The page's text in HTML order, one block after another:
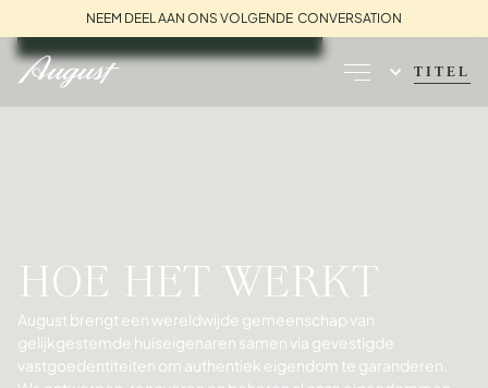
NEEM DEEL AAN ONS VOLGENDE CONVERSATION
TITEL
BOEK EEN GESPREK
HOE HET WERKT
August brengt een wereldwijde gemeenschap van
gelijkgestemde huiseigenaren samen via gevestigde
vastgoedentiteiten om authentiek eigendom te garanderen.